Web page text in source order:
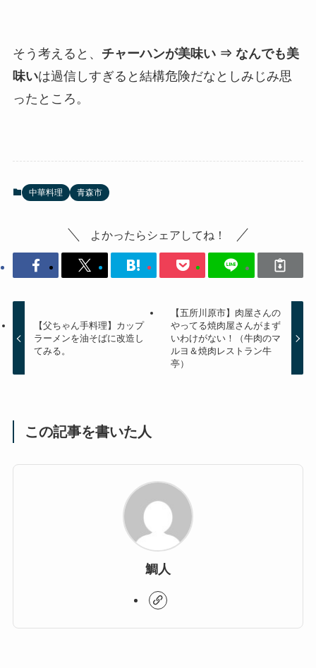
そう考えると、 チャーハンが美味い ⇒ なんでも美
味いは過信しすぎると結構危険だなとしみじみ思
ったところ。
中華料理 青森市
よかったらシェアしてね！
【父ちゃん手料理】カップ
ラーメンを油そばに改造し
てみる。
【五所川原市】肉屋さんの
やってる焼肉屋さんがまず
いわけがない！（牛肉のマ
ルヨ＆焼肉レストラン牛
亭）
この記事を書いた人
鯛人